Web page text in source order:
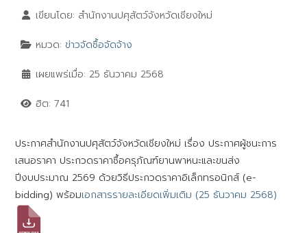
เขียนโดย: สำนักงานปศุสัตว์จังหวัดเชียงใหม่
หมวด: ข่าวจัดซื้อจัดจ้าง
เผยแพร่เมื่อ: 25 ธันวาคม 2568
ฮิต: 741
ประกาศสำนักงานปศุสัตว์จังหวัดเชียงใหม่ เรื่อง ประกาศผู้ชนะการ
เสนอราคา ประกวดราคาซื้อครุภัณฑ์ยานพาหนะและขนส่ง
ปีงบประมาณ 2569 ด้วยวิธีประกวดราคาอิเล็กทรอนิกส์ (e-
bidding) พร้อมเอกสารรายละเอียดเพิ่มเติม (25 ธันวาคม 2568)